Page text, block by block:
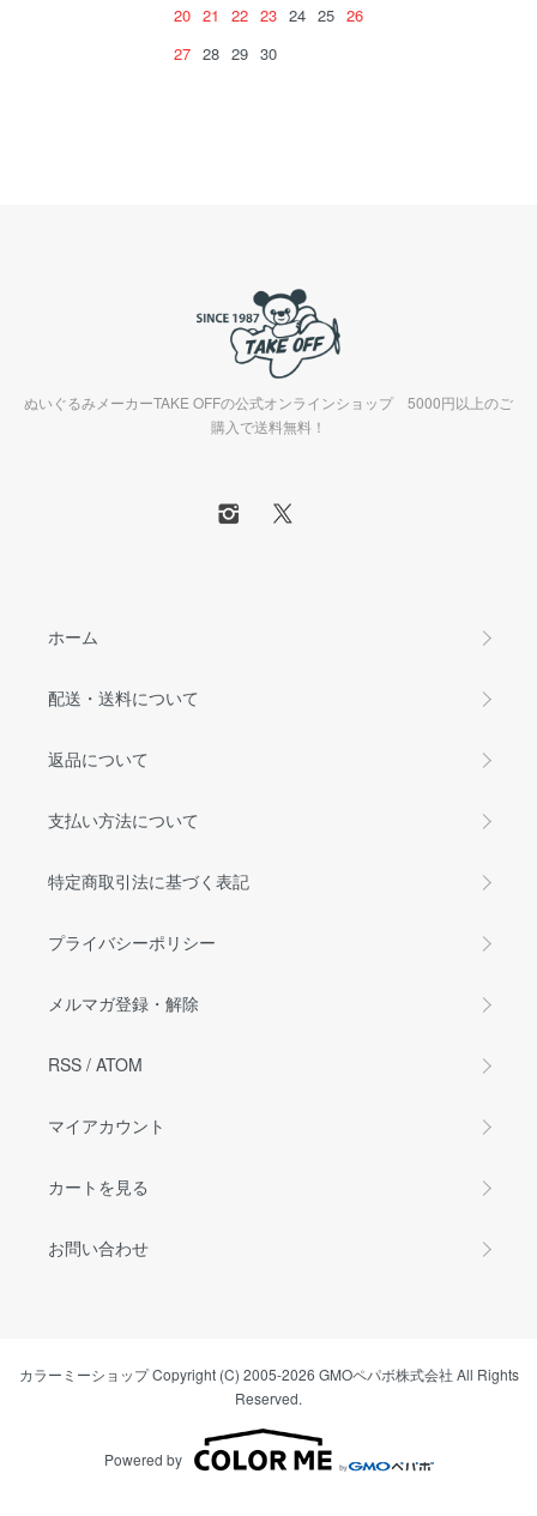
20 21 22 23 24 25 26
27 28 29 30
ぬいぐるみメーカーTAKE OFFの公式オンラインショップ 5000円以上のご
購入で送料無料！
ホーム
配送・送料について
返品について
支払い方法について
特定商取引法に基づく表記
プライバシーポリシー
メルマガ登録・解除
RSS / ATOM
マイアカウント
カートを見る
お問い合わせ
カラーミーショップCopyright (C) 2005-2026 GMOペパボ株式会社 All Rights
Reserved.
Powered by